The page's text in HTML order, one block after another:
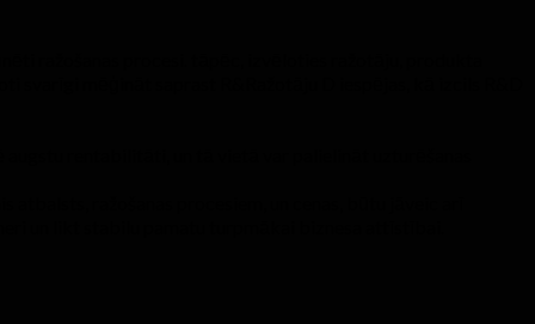
ražošanas procesi. tāpēc, izvēloties ražotāju, produkta
mēģināt saprast R&Ražotāju D iespējas, kā izcils R&D
rentabilitāti, un tā vietā var palielināt uzturēšanas
ražošanas procesiem, un cenas, būtu jāveic arī
un likt stabilu pamatu turpmākai biznesa attīstībai.